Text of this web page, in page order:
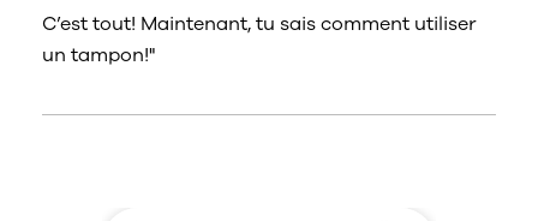
C’est tout! Maintenant, tu sais comment utiliser
un tampon!"